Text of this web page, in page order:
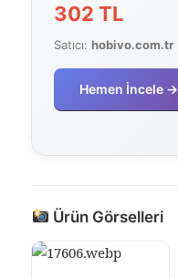
302 TL
Satıcı:hobivo.com.tr
Hemen İncele →
Ürün Görselleri